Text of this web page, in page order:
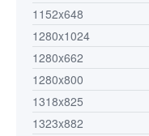
1152x648
1280x1024
1280x662
1280x800
1318x825
1323x882